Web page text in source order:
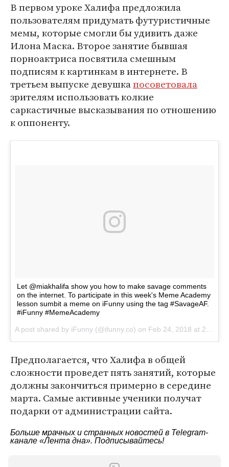
В первом уроке Халифа предложила
пользователям придумать футуристичные
мемы, которые смогли бы удивить даже
Илона Маска. Второе занятие бывшая
порноактриса посвятила смешным
подписям к картинкам в интернете. В
третьем выпуске девушкапосоветовала
зрителям использовать колкие
саркастичные высказывания по отношению
к оппоненту.
Let @miakhalifa show you how to make savage comments
on the internet. To participate in this week's Meme Academy
lesson sumbit a meme on iFunny using the tag #SavageAF.
#iFunny #MemeAcademy
A post shared by iFunny (@ifunny.co) on Feb 24, 2018 at 2:00pm PST
Предполагается, что Халифа в общей
сложности проведет пять занятий, которые
должны закончиться примерно в середине
марта. Самые активные ученики получат
подарки от администрации сайта.
Больше мрачных и странных новостей в Telegram-
канале «Лента дна». Подписывайтесь!